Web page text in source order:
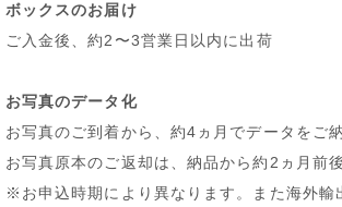
ボックスのお届け
ご入金後、約2〜3営業日以内に出荷
お写真のデータ化
お写真のご到着から、約4ヵ月でデータをご納
お写真原本のご返却は、納品から約2ヵ月前後
※お申込時期により異なります。また海外